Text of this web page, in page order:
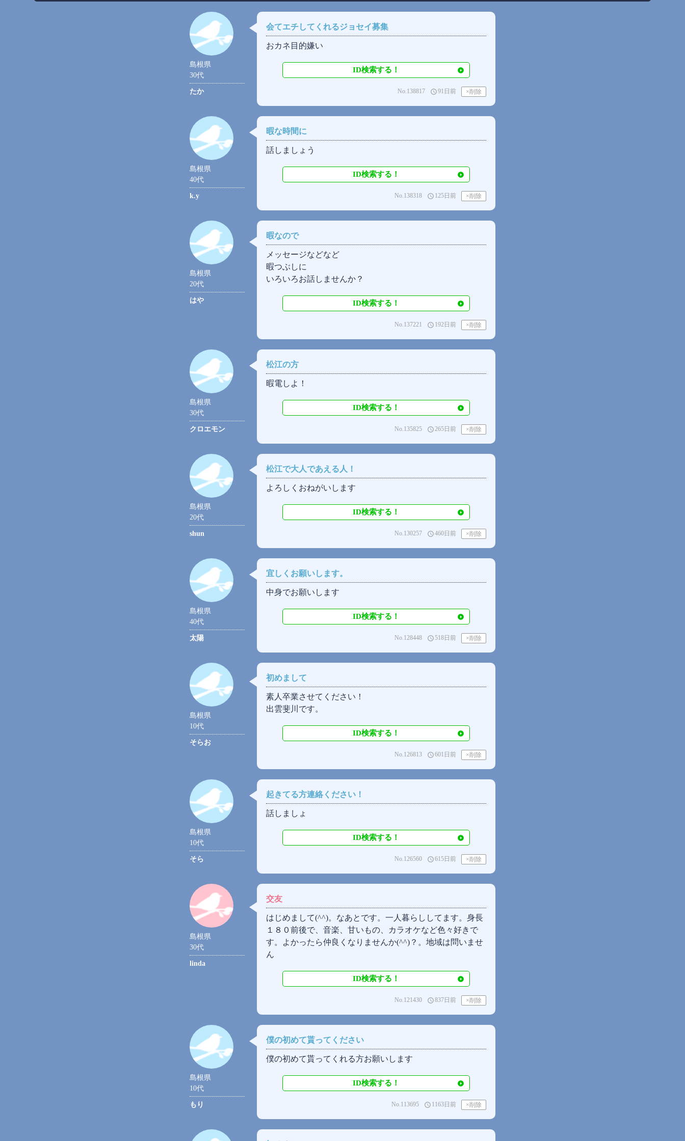
島根県
30代
たか
会てエチしてくれるジョセイ募集
おカネ目的嫌い
ID検索する！
access_time91日前
No.138817
島根県
40代
k.y
暇な時間に
話しましょう
ID検索する！
access_time 125日前
No.138318
島根県
20代
はや
暇なので
メッセージなどなど
暇つぶしに
いろいろお話しませんか？
ID検索する！
access_time 192日前
No.137221
島根県
30代
クロエモン
松江の方
暇電しよ！
ID検索する！
access_time265日前
No.135825
島根県
20代
shun
松江で大人であえる人！
よろしくおねがいします
ID検索する！
access_time460日前
No.130257
島根県
40代
太陽
宜しくお願いします。
中身でお願いします
ID検索する！
access_time518日前
No.128448
島根県
10代
そらお
初めまして
素人卒業させてください！
出雲斐川です。
ID検索する！
access_time601日前
No.126813
島根県
10代
そら
起きてる方連絡ください！
話しましょ
ID検索する！
access_time615日前
No.126560
島根県
30代
linda
交友
はじめまして(⁠^⁠^⁠)。なあとです。一人暮らししてます。身長
１８０前後で、音楽、甘いもの、カラオケなど色々好きで
す。よかったら仲良くなりませんか(⁠^⁠^⁠)？。地域は問いませ
ん
ID検索する！
access_time837日前
No.121430
島根県
10代
もり
僕の初めて貰ってください
僕の初めて貰ってくれる方お願いします
ID検索する！
access_time 1163日前
No.113695